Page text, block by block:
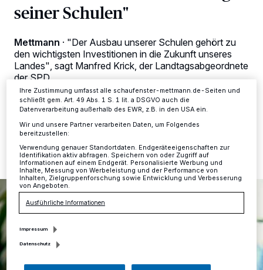
seiner Schulen"
Mettmann · "Der Ausbau unserer Schulen gehört zu
den wichtigsten Investitionen in die Zukunft unseres
Landes", sagt Manfred Krick, der Landtagsabgeordnete
der SPD.
27.04.2017 , 10:26 Uhr Eine Minute Lesezeit
verarbeiten Daten, um Ihnen Dienste bereitzustellen“ aufgeführten
Zwecke. Wenn Tracker deaktiviert sind, sind manche Inhalte und
dieses Menü jederzeit wieder aufrufen, um Ihre Einstellungen zu
ändern oder Ihre Einwilligung zu widerrufen, indem Sie auf den Link
Einstellungen oder Ablehnen am unteren Rand der Webseite klicken.
Ihre Einstellungen gelten innerhalb unseres Website. Weitere
Informationen finden Sie in unserer Datenschutzerklärung.
Ihre Zustimmung umfasst alle schaufenster-mettmann.de-Seiten und
schließt gem. Art. 49 Abs. 1 S. 1 lit. a DSGVO auch die
Datenverarbeitung außerhalb des EWR, z.B. in den USA ein.
Wir und unsere Partner verarbeiten Daten, um Folgendes
bereitzustellen:
Verwendung genauer Standortdaten. Endgeräteeigenschaften zur
Identifikation aktiv abfragen. Speichern von oder Zugriff auf
Informationen auf einem Endgerät. Personalisierte Werbung und
Inhalte, Messung von Werbeleistung und der Performance von
Inhalten, Zielgruppenforschung sowie Entwicklung und Verbesserung
von Angeboten.
Ausführliche Informationen
Impressum
Datenschutz